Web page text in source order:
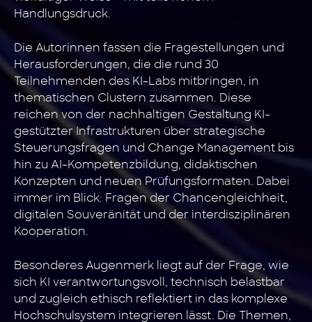
Handlungsdruck.
Die Autorinnen fassen die Fragestellungen und
Herausforderungen, die die rund 30
Teilnehmenden des KI-Labs mitbringen, in
thematischen Clustern zusammen. Diese
reichen von der nachhaltigen Gestaltung KI-
gestützter Infrastrukturen über strategische
Steuerungsfragen und Change Management bis
hin zu AI-Kompetenzbildung, didaktischen
Konzepten und neuen Prüfungsformaten. Dabei
immer im Blick: Fragen der Chancengleichheit,
digitalen Souveränität und der interdisziplinären
Kooperation.
Besonderes Augenmerk liegt auf der Frage, wie
sich KI verantwortungsvoll, technisch belastbar
und zugleich ethisch reflektiert in das komplexe
Hochschulsystem integrieren lässt. Die Themen,